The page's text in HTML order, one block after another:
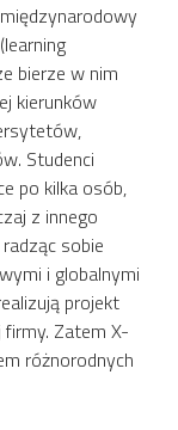
bierze w nim
kierunków
Studenci
po kilka osób,
z innego
sobie
i globalnymi
projekt
Zatem X-
różnorodnych